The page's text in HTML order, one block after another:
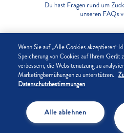
Du hast Fragen rund um
unseren FAQs
COOKIE-
Wenn Sie auf „Alle Cookies akzeptieren“
Speicherung von Cookies auf Ihrem Gerät
verbessern, die Websitenutzung zu
Marketingbemühungen zu unterstützen.
Datenschutzbestimmungen
Alle ablehnen